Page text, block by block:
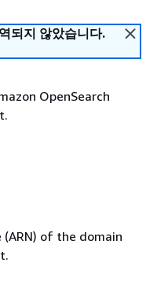
되지 않았습니다.
OpenSearch
(ARN) of the domain